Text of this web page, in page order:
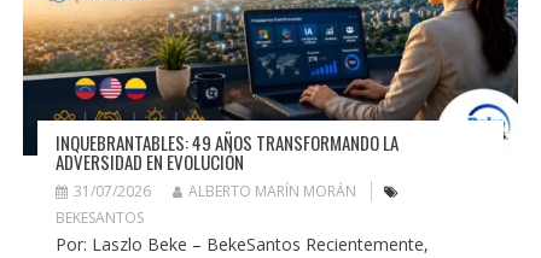
INQUEBRANTABLES: 49 AÑOS TRANSFORMANDO LA
ADVERSIDAD EN EVOLUCIÓN
31/07/2026
ALBERTO MARÍN MORÁN
BEKESANTOS
Por: Laszlo Beke – BekeSantos Recientemente,